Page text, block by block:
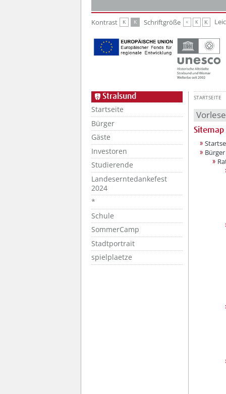
Kontrast K K Schriftgröße K K K
Stralsund
Startseite
Bürger
Gäste
Investoren
Studierende
Landeserntedankefest
2024
*
Schule
SommerCamp
Stadtportrait
spielplaetze
STARTSEITE
Sitemap
Bürger